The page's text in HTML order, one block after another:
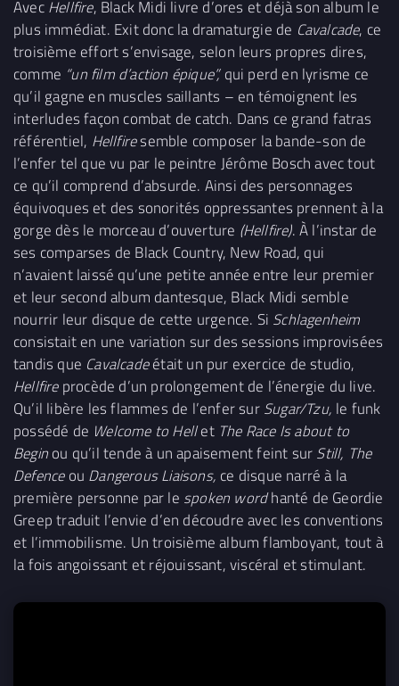
Avec Hellfire, Black Midi livre d’ores et déjà son album le
plus immédiat. Exit donc la dramaturgie de Cavalcade, ce
troisième effort s’envisage, selon leurs propres dires,
comme “un film d’action épique”,qui perd en lyrisme ce
qu’il gagne en muscles saillants – en témoignent les
interludes façon combat de catch. Dans ce grand fatras
référentiel, Hellfiresemble composer la bande-son de
l’enfer tel que vu par le peintre Jérôme Bosch avec tout
ce qu’il comprend d’absurde. Ainsi des personnages
équivoques et des sonorités oppressantes prennent à la
gorge dès le morceau d’ouverture (Hellfire). À l’instar de
ses comparses de Black Country, New Road, qui
n’avaient laissé qu’une petite année entre leur premier
et leur second album dantesque, Black Midi semble
nourrir leur disque de cette urgence. Si Schlagenheim
consistait en une variation sur des sessions improvisées
tandis que Cavalcadeétait un pur exercice de studio,
Hellfire procède d’un prolongement de l’énergie du live.
Qu’il libère les flammes de l’enfer sur Sugar/Tzu, le funk
possédé de Welcome to Hellet The Race Is about to
Begin ou qu’il tende à un apaisement feint sur Still, The
Defence ou Dangerous Liaisons, ce disque narré à la
première personne par le spoken wordhanté de Geordie
Greep traduit l’envie d’en découdre avec les conventions
et l’immobilisme. Un troisième album flamboyant, tout à
la fois angoissant et réjouissant, viscéral et stimulant.